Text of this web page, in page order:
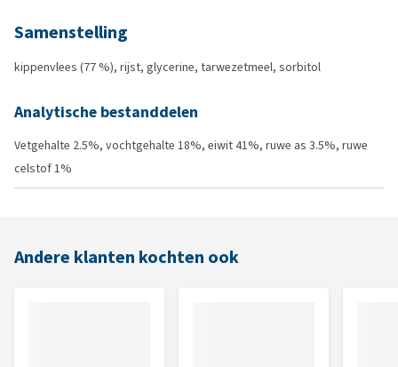
Samenstelling
kippenvlees (77 %), rijst, glycerine, tarwezetmeel, sorbitol
Analytische bestanddelen
Vetgehalte 2.5%, vochtgehalte 18%, eiwit 41%, ruwe as 3.5%, ruwe
celstof 1%
Andere klanten kochten ook